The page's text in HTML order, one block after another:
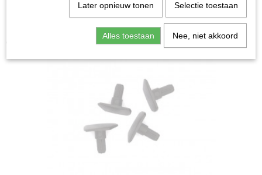
Later opnieuw tonen Selectie toestaan
Alles toestaan Nee, niet akkoord